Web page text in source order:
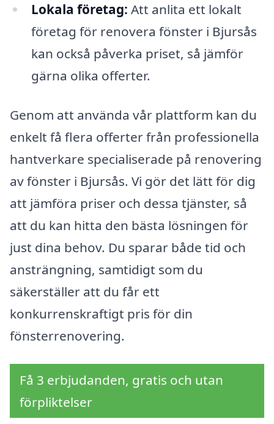
Lokala företag: Att anlita ett lokalt
företag för renovera fönster i Bjursås
kan också påverka priset, så jämför
gärna olika offerter.
Genom att använda vår plattform kan du
enkelt få flera offerter från professionella
hantverkare specialiserade på renovering
av fönster i Bjursås. Vi gör det lätt för dig
att jämföra priser och dessa tjänster, så
att du kan hitta den bästa lösningen för
just dina behov. Du sparar både tid och
ansträngning, samtidigt som du
säkerställer att du får ett
konkurrenskraftigt pris för din
fönsterrenovering.
Få 3 erbjudanden, gratis och utan
förpliktelser